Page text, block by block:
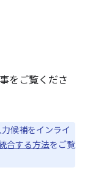
をご覧くださ
候補をインライ
合する方法をご覧